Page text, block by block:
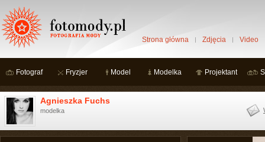
Strona główna Zdjęcia Video
Fotograf Fryzjer Model Modelka Projektant
Agnieszka Fuchs
modelka